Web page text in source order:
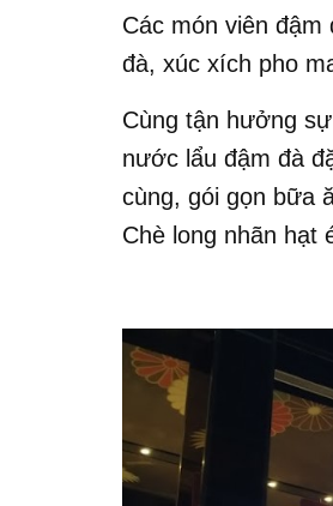
Các món viên
đà, xúc xích pho
Cùng tận hưởng
nước lẩu đậm đà
cùng, gói gọn bữa
Chè long nhãn hạt